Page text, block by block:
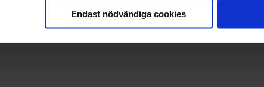
Endast nödvändiga cookies